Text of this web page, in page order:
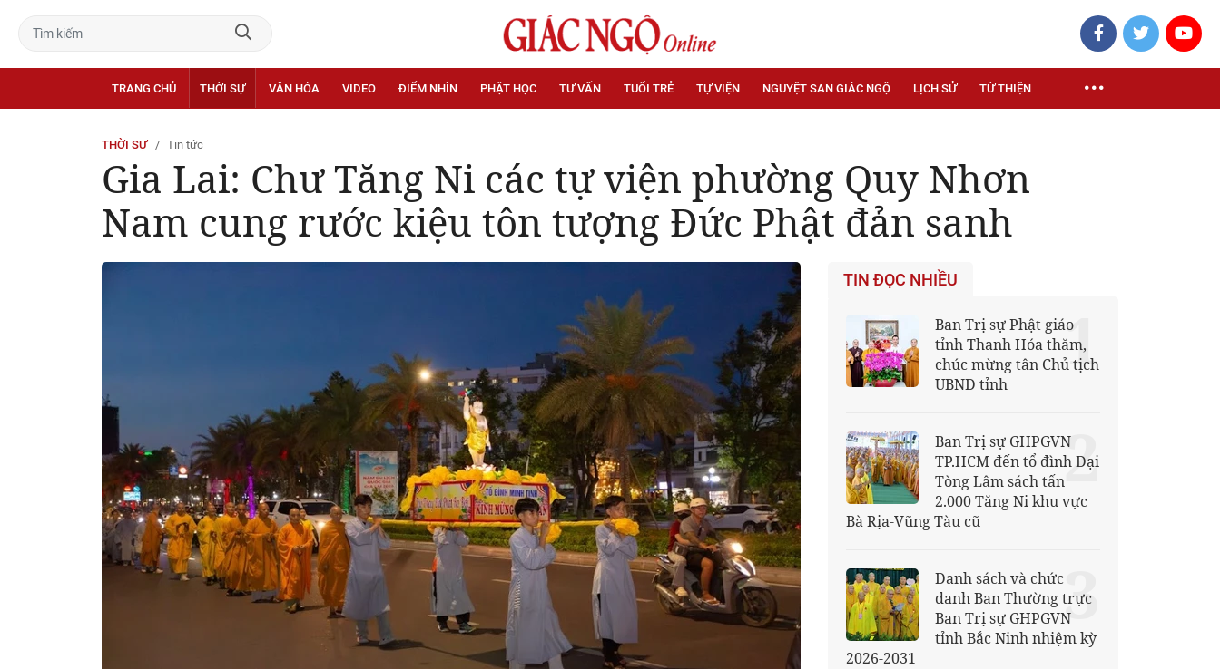
TRANG CHỦ THỜI SỰ VĂN HÓA VIDEO ĐIỂM NHÌN PHẬT HỌC TƯ VẤN TUỔI TRẺ TỰ VIỆN NGUYỆT SAN GIÁC NGỘ LỊCH SỬ TỪ THIỆN
THỜI SỰ Tin tức
Gia Lai: Chư Tăng Ni các tự viện phường Quy Nhơn
Nam cung rước kiệu tôn tượng Đức Phật đản sanh
TIN ĐỌC NHIỀU
Ban Trị sự Phật giáo
tỉnh Thanh Hóa thăm,
chúc mừng tân Chủ tịch
UBND tỉnh
1
Ban Trị sự GHPGVN
TP.HCM đến tổ đình Đại
Tòng Lâm sách tấn
2.000 Tăng Ni khu vực
Bà Rịa-Vũng Tàu cũ
2
Danh sách và chức
danh Ban Thường trực
Ban Trị sự GHPGVN
tỉnh Bắc Ninh nhiệm kỳ
2026-2031
3